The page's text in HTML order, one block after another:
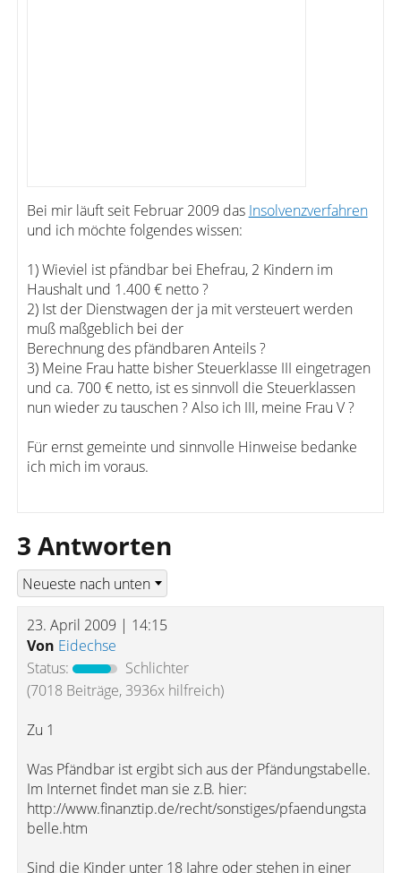
Bei mir läuft seit Februar 2009 das Insolvenzverfahren
und ich möchte folgendes wissen:
1) Wieviel ist pfändbar bei Ehefrau, 2 Kindern im
Haushalt und 1.400 € netto ?
2) Ist der Dienstwagen der ja mit versteuert werden
muß maßgeblich bei der
Berechnung des pfändbaren Anteils ?
3) Meine Frau hatte bisher Steuerklasse III eingetragen
und ca. 700 € netto, ist es sinnvoll die Steuerklassen
nun wieder zu tauschen ? Also ich III, meine Frau V ?
Für ernst gemeinte und sinnvolle Hinweise bedanke
ich mich im voraus.
3 Antworten
23. April 2009 | 14:15
Von Eidechse
Status:
Schlichter
(7018 Beiträge, 3936x hilfreich)
Zu 1
Was Pfändbar ist ergibt sich aus der Pfändungstabelle.
Im Internet findet man sie z.B. hier:
http://www.finanztip.de/recht/sonstiges/pfaendungsta
belle.htm
Sind die Kinder unter 18 Jahre oder stehen in einer